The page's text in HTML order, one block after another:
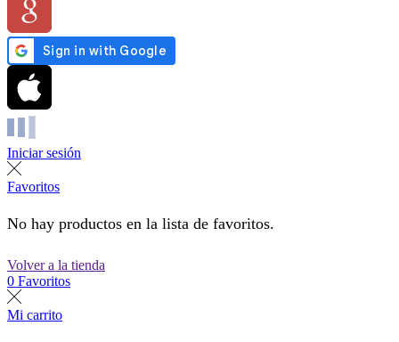
Iniciar sesión
Favoritos
No hay productos en la lista de favoritos.
Volver a la tienda
0 Favoritos
Mi carrito